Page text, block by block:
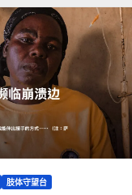
肢体守望台